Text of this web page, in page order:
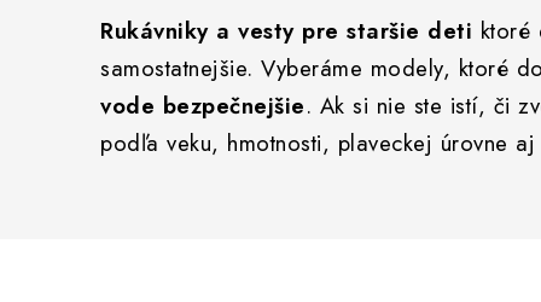
Rukávniky a vesty pre staršie deti ktoré
samostatnejšie. Vyberáme modely, ktoré
vode bezpečnejšie. Ak si nie ste istí, či
podľa veku, hmotnosti, plaveckej úrovne